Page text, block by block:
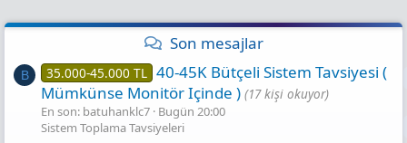
Son mesajlar
B 35.000-45.000 TL 40-45K Bütçeli Sistem Tavsiyesi (
Mümkünse Monitör Içinde ) (17 kişi okuyor)
En son: batuhanklc7 Bugün 20:00
Sistem Toplama Tavsiyeleri